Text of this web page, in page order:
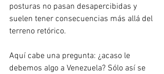
posturas no pasan desapercibidas y
suelen tener consecuencias más allá del
terreno retórico.
Aquí cabe una pregunta: ¿acaso le
debemos algo a Venezuela? Sólo así se